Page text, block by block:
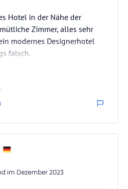
Hotel in der Nähe der
Zimmer, alles sehr
modernes Designerhotel
falsch.
im Dezember 2023